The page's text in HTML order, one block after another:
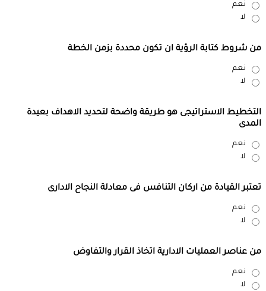
نعم
لا
من شروط كتابة الرؤية ان تكون محددة بزمن الخطة
نعم
لا
التخطيط الاستراتيجى هو طريقة واضحة لتحديد الاهداف بعيدة
المدى
نعم
لا
تعتبر القيادة من اركان التنافس فى معادلة النجاح الادارى
نعم
لا
من عناصر العمليات الادارية اتخاذ القرار والتفاوض
نعم
لا